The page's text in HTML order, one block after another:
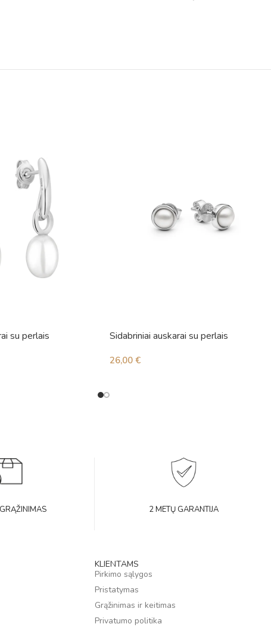
su perlais Sidabriniai auskarai su perlais
26,00 €
2 METŲ GARANTIJA
KLIENTAMS
Pirkimo sąlygos
Pristatymas
Grąžinimas ir keitimas
Privatumo politika